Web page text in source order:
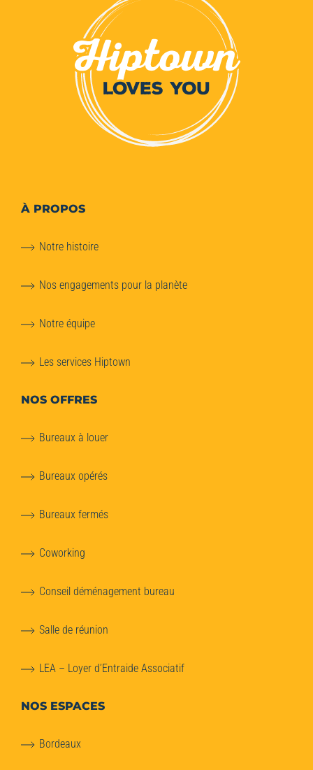
À PROPOS
Notre histoire
Nos engagements pour la planète
Notre équipe
Les services Hiptown
NOS OFFRES
Bureaux à louer
Bureaux opérés
Bureaux fermés
Coworking
Conseil déménagement bureau
Salle de réunion
LEA – Loyer d’Entraide Associatif
NOS ESPACES
Bordeaux